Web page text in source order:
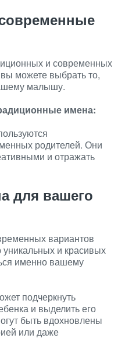
и современных
можете выбрать то,
малышу.
имена:
родителей. Они
и отражать
для вашего
вариантов
и красивых
именно вашему
подчеркнуть
и выделить его
быть вдохновлены
или даже